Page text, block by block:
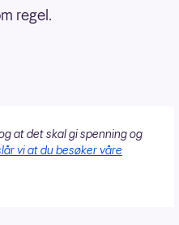
regel.
at det skal gi spenning og
vi at du besøker våre